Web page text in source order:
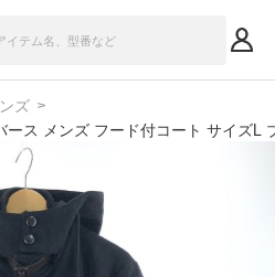
ズ
ース メンズ フード付コート サイズL